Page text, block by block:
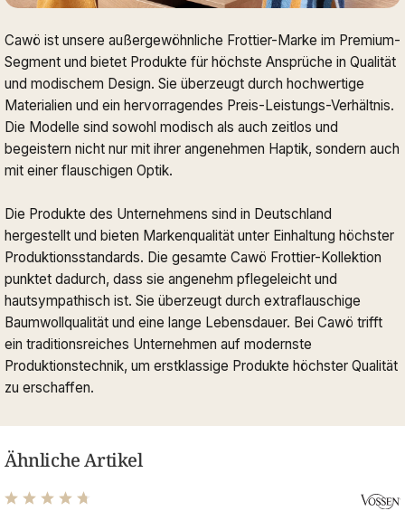
Cawö ist unsere außergewöhnliche Frottier-Marke im Premium-
Segment und bietet Produkte für höchste Ansprüche in Qualität
und modischem Design. Sie überzeugt durch hochwertige
Materialien und ein hervorragendes Preis-Leistungs-Verhältnis.
Die Modelle sind sowohl modisch als auch zeitlos und
begeistern nicht nur mit ihrer angenehmen Haptik, sondern auch
mit einer flauschigen Optik.
Die Produkte des Unternehmens sind in Deutschland
hergestellt und bieten Markenqualität unter Einhaltung höchster
Produktionsstandards. Die gesamte Cawö Frottier-Kollektion
punktet dadurch, dass sie angenehm pflegeleicht und
hautsympathisch ist. Sie überzeugt durch extraflauschige
Baumwollqualität und eine lange Lebensdauer. Bei Cawö trifft
ein traditionsreiches Unternehmen auf modernste
Produktionstechnik, um erstklassige Produkte höchster Qualität
zu erschaffen.
Ähnliche Artikel